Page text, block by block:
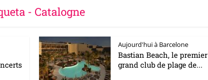
- Catalogne
Aujourd'hui à Barcelone
Bastian Beach, le premier
grand club de plage de...